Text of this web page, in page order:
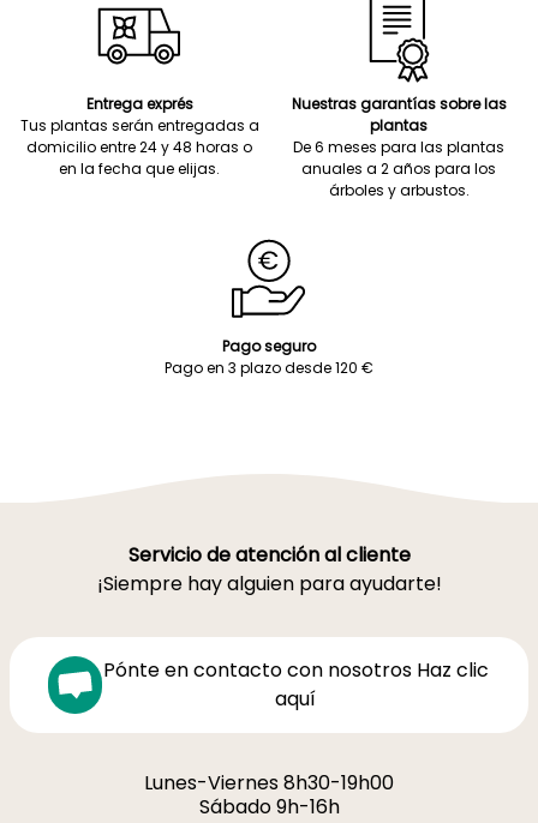
Entrega exprés
Tus plantas serán entregadas a
domicilio entre 24 y 48 horas o
en la fecha que elijas.
Nuestras garantías sobre las
plantas
De 6 meses para las plantas
anuales a 2 años para los
árboles y arbustos.
Pago seguro
Pago en 3 plazo desde 120 €
Servicio de atención al cliente
¡Siempre hay alguien para ayudarte!
Pónte en contacto con nosotros Haz clic
aquí
Lunes-Viernes 8h30-19h00
Sábado 9h-16h